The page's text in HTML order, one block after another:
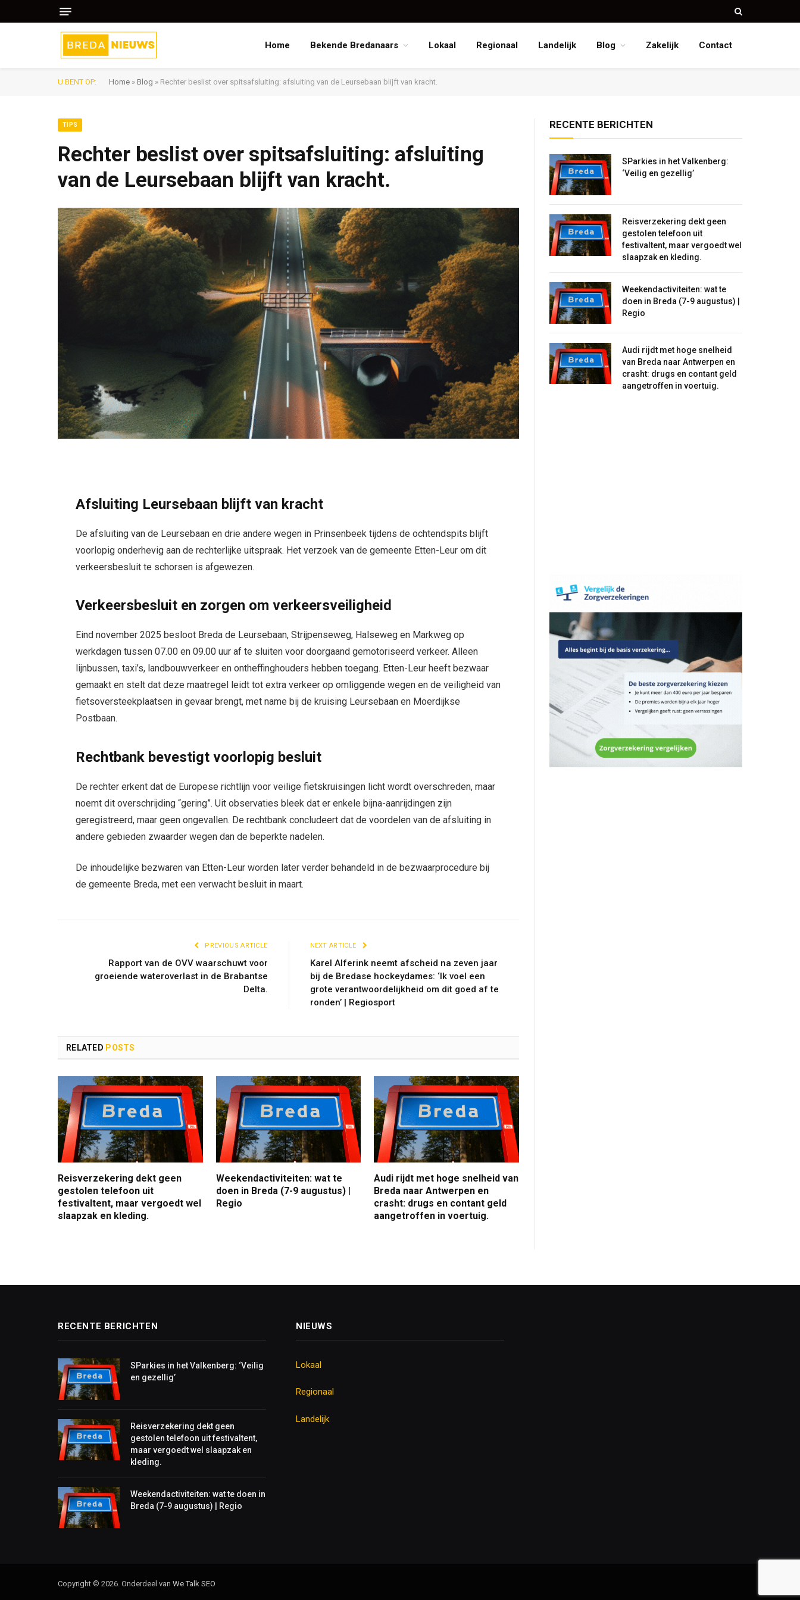
Home Bekende Bredanaars Lokaal Regionaal Landelijk Blog Zakelijk Contact
U BENT OP: Home » Blog » Rechter beslist over spitsafsluiting: afsluiting van de Leursebaan blijft van kracht.
TIPS
Rechter beslist over spitsafsluiting: afsluiting
van de Leursebaan blijft van kracht.
Afsluiting Leursebaan blijft van kracht
De afsluiting van de Leursebaan en drie andere wegen in Prinsenbeek tijdens de ochtendspits blijft
voorlopig onderhevig aan de rechterlijke uitspraak. Het verzoek van de gemeente Etten-Leur om dit
verkeersbesluit te schorsen is afgewezen.
Verkeersbesluit en zorgen om verkeersveiligheid
Eind november 2025 besloot Breda de Leursebaan, Strijpenseweg, Halseweg en Markweg op
werkdagen tussen 07.00 en 09.00 uur af te sluiten voor doorgaand gemotoriseerd verkeer. Alleen
lijnbussen, taxi’s, landbouwverkeer en ontheffinghouders hebben toegang. Etten-Leur heeft bezwaar
gemaakt en stelt dat deze maatregel leidt tot extra verkeer op omliggende wegen en de veiligheid van
fietsoversteekplaatsen in gevaar brengt, met name bij de kruising Leursebaan en Moerdijkse
Postbaan.
Rechtbank bevestigt voorlopig besluit
De rechter erkent dat de Europese richtlijn voor veilige fietskruisingen licht wordt overschreden, maar
noemt dit overschrijding “gering”. Uit observaties bleek dat er enkele bijna-aanrijdingen zijn
geregistreerd, maar geen ongevallen. De rechtbank concludeert dat de voordelen van de afsluiting in
andere gebieden zwaarder wegen dan de beperkte nadelen.
De inhoudelijke bezwaren van Etten-Leur worden later verder behandeld in de bezwaarprocedure bij
de gemeente Breda, met een verwacht besluit in maart.
PREVIOUS ARTICLE
Rapport van de OVV waarschuwt voor
groeiende wateroverlast in de Brabantse
Delta.
NEXT ARTICLE
Karel Alferink neemt afscheid na zeven jaar
bij de Bredase hockeydames: ‘Ik voel een
grote verantwoordelijkheid om dit goed af te
ronden’ | Regiosport
RELATED POSTS
Reisverzekering dekt geen
gestolen telefoon uit
festivaltent, maar vergoedt wel
slaapzak en kleding.
Weekendactiviteiten: wat te
doen in Breda (7-9 augustus) |
Regio
Audi rijdt met hoge snelheid van
Breda naar Antwerpen en
crasht: drugs en contant geld
aangetroffen in voertuig.
RECENTE BERICHTEN
SParkies in het Valkenberg:
‘Veilig en gezellig’
Reisverzekering dekt geen
gestolen telefoon uit
festivaltent, maar vergoedt wel
slaapzak en kleding.
Weekendactiviteiten: wat te
doen in Breda (7-9 augustus) |
Regio
Audi rijdt met hoge snelheid
van Breda naar Antwerpen en
crasht: drugs en contant geld
aangetroffen in voertuig.
RECENTE BERICHTEN
SParkies in het Valkenberg: ‘Veilig
en gezellig’
Reisverzekering dekt geen
gestolen telefoon uit festivaltent,
maar vergoedt wel slaapzak en
kleding.
Weekendactiviteiten: wat te doen in
Breda (7-9 augustus) | Regio
NIEUWS
Lokaal
Regionaal
Landelijk
Copyright © 2026. Onderdeel van We Talk SEO